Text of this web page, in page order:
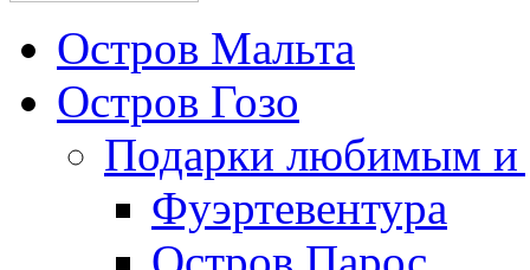
Остров Мальта
Остров Гозо
Подарки любимым и
Фуэртевентура